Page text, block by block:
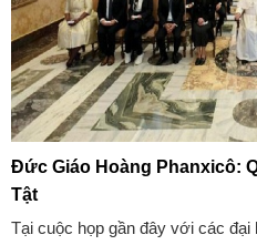
Đức Giáo Hoàng Phanxicô:
Tật
Tại cuộc họp gần đây với các đại